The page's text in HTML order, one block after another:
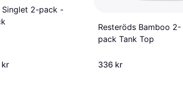
Singlet 2-pack -
kr
Resteröds Bamboo 2-
pack Tank Top
336 kr